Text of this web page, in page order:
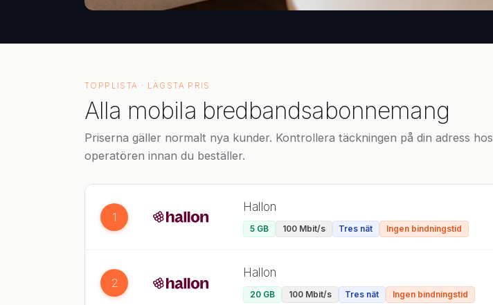
TOPPLISTA · LÄGSTA PRIS
Alla mobila bredbandsabonnemang
Priserna gäller normalt nya kunder. Kontrollera täckningen på din adress hos
operatören innan du beställer.
1
Hallon
5 GB 100 Mbit/s Tres nät Ingen bindningstid
2
Hallon
20 GB 100 Mbit/s Tres nät Ingen bindningstid